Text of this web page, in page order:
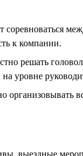
к компании.
решать
уровне
выездные